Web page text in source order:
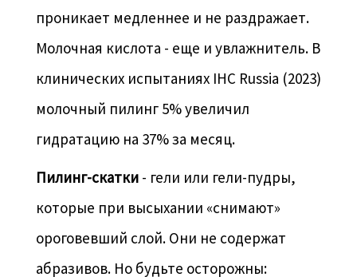
проникает медленнее и не раздражает.
Молочная кислота - еще и увлажнитель. В
клинических испытаниях IHС Russia (2023)
молочный пилинг 5% увеличил
гидратацию на 37% за месяц.
Пилинг-скатки - гели или гели-пудры,
которые при высыхании «снимают»
ороговевший слой. Они не содержат
абразивов. Но будьте осторожны: